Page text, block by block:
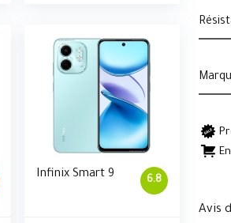
6.8
Infinix Smart 9
Avis